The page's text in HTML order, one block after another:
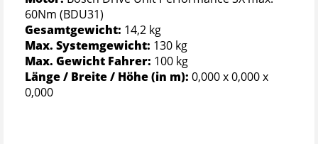
60Nm (BDU31)
Gesamtgewicht: 14,2 kg
Max. Systemgewicht: 130 kg
Max. Gewicht Fahrer: 100 kg
Länge / Breite / Höhe (in m): 0,000 x 0,000 x
0,000